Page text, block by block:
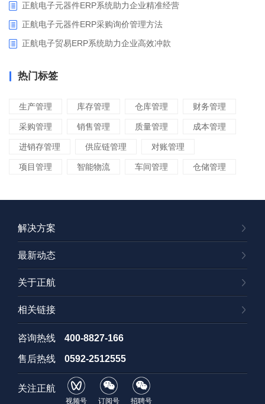
正航电子元器件ERP系统助力企业精准经营
正航电子元器件ERP采购询价管理方法
正航电子贸易ERP系统助力企业高效冲款
热门标签
生产管理 库存管理 仓库管理 财务管理
采购管理 销售管理 质量管理 成本管理
进销存管理 供应链管理 对账管理
项目管理 智能物流 车间管理 仓储管理
解决方案
最新动态
关于正航
相关链接
咨询热线 400-8827-166
售后热线 0592-2512555
关注正航
视频号 订阅号 招聘号